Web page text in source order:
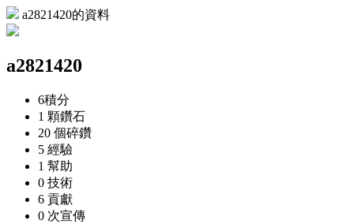
a2821420的資料
a2821420
6積分
1 顆鑽石
20 個碎鑽
5 經驗
1 幫助
0 技術
6 貢獻
0 次宣傳